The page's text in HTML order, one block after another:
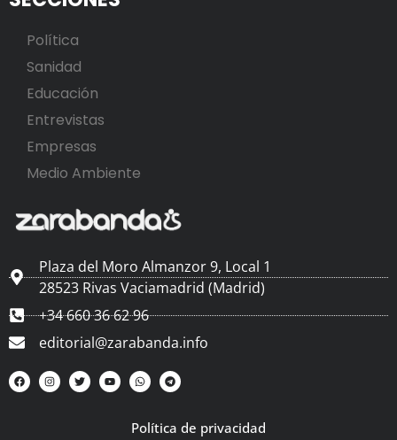
Política
Sanidad
Educación
Entrevistas
Empresas
Medio Ambiente
Plaza del Moro Almanzor 9, Local 1
28523 Rivas Vaciamadrid (Madrid)
+34 660 36 62 96
editorial@zarabanda.info
Política de privacidad